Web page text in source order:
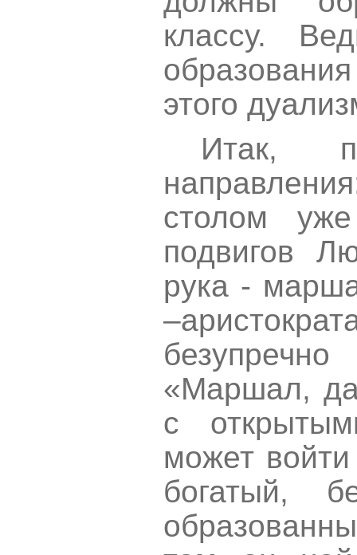
классу.
этого
Итак,
столом
подвигов
рука -
«Маршал,
с
может
богатый,